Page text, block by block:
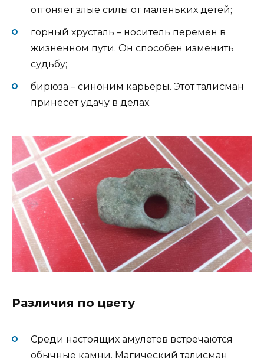
отгоняет злые силы от маленьких детей;
горный хрусталь – носитель перемен в
жизненном пути. Он способен изменить
судьбу;
бирюза – синоним карьеры. Этот талисман
принесёт удачу в делах.
Различия по цвету
Среди настоящих амулетов встречаются
обычные камни. Магический талисман